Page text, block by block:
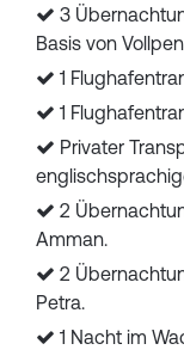
3
Basis von
1
1
Privater
2
Amman.
2
Petra.
1 Nacht im